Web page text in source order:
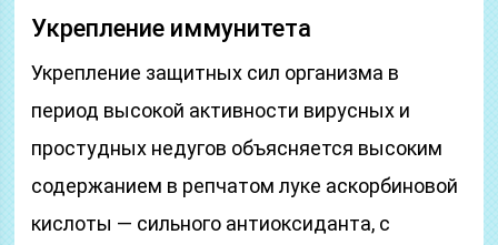
Укрепление иммунитета
Укрепление защитных сил организма в
период высокой активности вирусных и
простудных недугов объясняется высоким
содержанием в репчатом луке аскорбиновой
кислоты — сильного антиоксиданта, с